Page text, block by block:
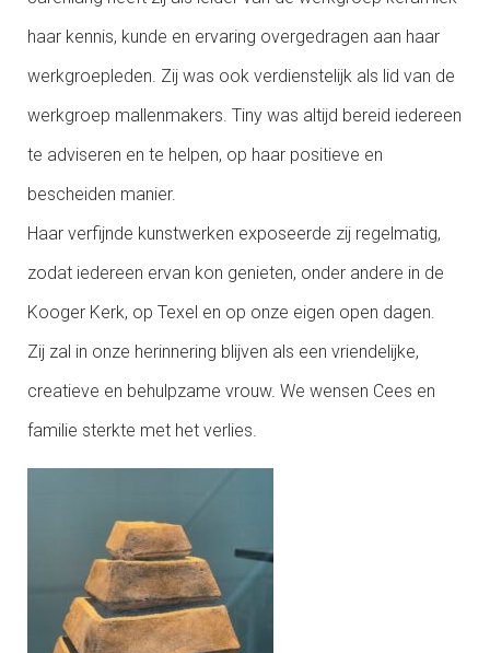
haar kennis, kunde en ervaring overgedragen aan haar
werkgroepleden. Zij was ook verdienstelijk als lid van de
werkgroep mallenmakers. Tiny was altijd bereid iedereen
te adviseren en te helpen, op haar positieve en
bescheiden manier.
Haar verfijnde kunstwerken exposeerde zij regelmatig,
zodat iedereen ervan kon genieten, onder andere in de
Kooger Kerk, op Texel en op onze eigen open dagen.
Zij zal in onze herinnering blijven als een vriendelijke,
creatieve en behulpzame vrouw. We wensen Cees en
familie sterkte met het verlies.